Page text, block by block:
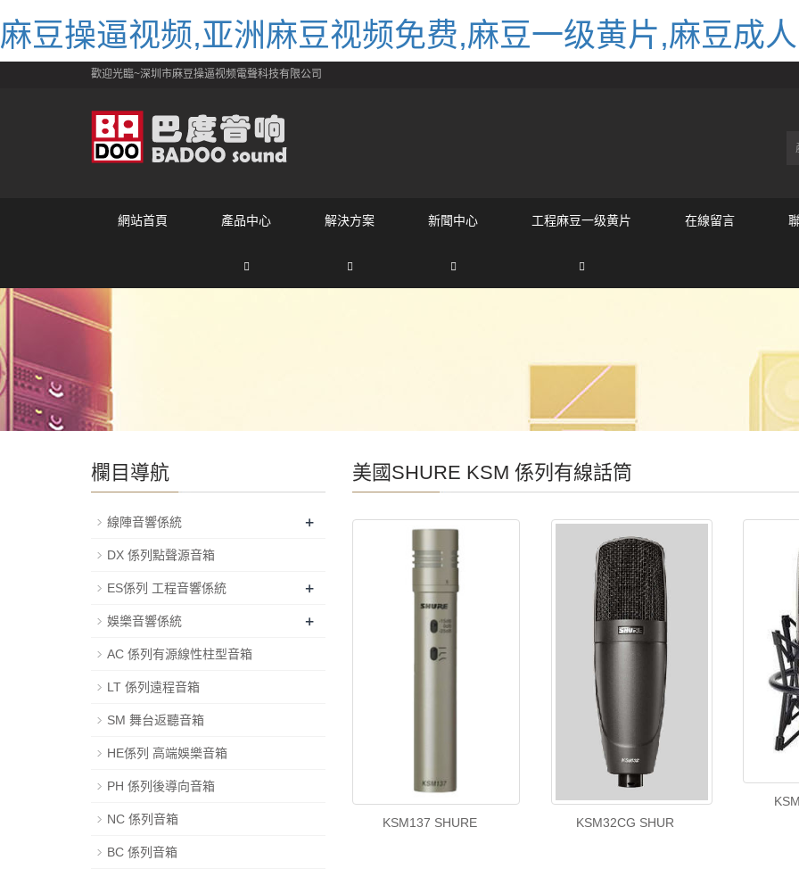
麻豆操逼视频,亚洲麻豆视频免费,麻豆一级黄片,麻豆成
歡迎光臨~深圳市麻豆操逼视频電聲科技有限公司
網站首頁 產品中心 解決方案 新聞中心 工程麻豆一级黄片 在線留言
美國SHURE KSM 係列有線話筒
KSM137 SHURE KSM32CG SHUR
欄目導航
線陣音響係統 +
DX 係列點聲源音箱
ES係列 工程音響係統 +
娛樂音響係統 +
AC 係列有源線性柱型音箱
LT 係列遠程音箱
SM 舞台返聽音箱
HE係列 高端娛樂音箱
PH 係列後導向音箱
NC 係列音箱
BC 係列音箱